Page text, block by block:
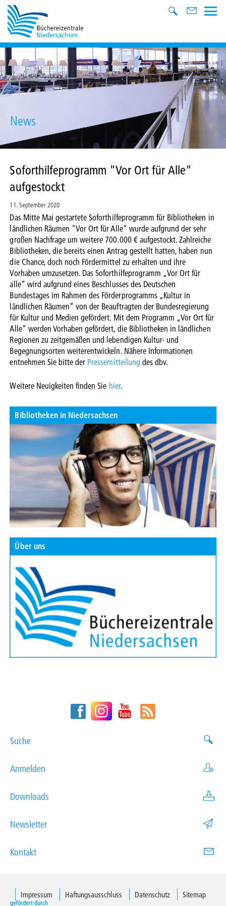
News
Soforthilfeprogramm "Vor Ort für Alle"
aufgestockt
11. September 2020
Das Mitte Mai gestartete Soforthilfeprogramm für Bibliotheken in
ländlichen Räumen "Vor Ort für Alle" wurde aufgrund der sehr
großen Nachfrage um weitere 700.000 € aufgestockt. Zahlreiche
Bibliotheken, die bereits einen Antrag gestellt hatten, haben nun
die Chance, doch noch Fördermittel zu erhalten und ihre
Vorhaben umzusetzen. Das Soforthilfeprogramm „Vor Ort für
alle“ wird aufgrund eines Beschlusses des Deutschen
Bundestages im Rahmen des Förderprogramms „Kultur in
ländlichen Räumen“ von der Beauftragten der Bundesregierung
für Kultur und Medien gefördert. Mit dem Programm „Vor Ort für
Alle“ werden Vorhaben gefördert, die Bibliotheken in ländlichen
Regionen zu zeitgemäßen und lebendigen Kultur- und
Begegnungsorten weiterentwickeln. Nähere Informationen
entnehmen Sie bitte der Pressemitteilung des dbv.
Weitere Neuigkeiten finden Sie hier.
Bibliotheken in Niedersachsen
Über uns
Suche
Anmelden
Downloads
Newsletter
Kontakt
Impressum Haftungsausschluss Datenschutz Sitemap